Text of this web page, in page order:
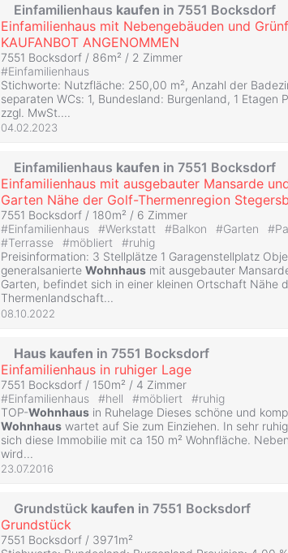
Einfamilienhaus kaufen in 7551 Bocksdorf
Einfamilienhaus mit Nebengebäuden und
KAUFANBOT ANGENOMMEN
7551 Bocksdorf / 86m² / 2 Zimmer
#Einfamilienhaus
Stichworte: Nutzfläche: 250,00 m², Anzahl der
separaten WCs: 1, Bundesland: Burgenland, 1 Etagen
zzgl. MwSt....
04.02.2023
Einfamilienhaus kaufen in 7551 Bocksdorf
Einfamilienhaus mit ausgebauter Mansarde
Garten Nähe der Golf-Thermenregion
7551 Bocksdorf / 180m² / 6 Zimmer
#Einfamilienhaus #Werkstatt #Balkon #Garten #
#Terrasse #möbliert #ruhig
Preisinformation: 3 Stellplätze 1 Garagenstellplatz
generalsanierte Wohnhaus mit ausgebauter
Garten, befindet sich in einer kleinen Ortschaft Nähe
Thermenlandschaft...
08.10.2022
Haus kaufen in 7551 Bocksdorf
Einfamilienhaus in ruhiger Lage
7551 Bocksdorf / 150m² / 4 Zimmer
#Einfamilienhaus #hell #möbliert #ruhig
TOP-Wohnhaus in Ruhelage Dieses schöne und
Wohnhaus wartet auf Sie zum Einziehen. In sehr
sich diese Immobilie mit ca 150 m² Wohnfläche.
wird...
23.07.2016
Grundstück kaufen in 7551 Bocksdorf
Grundstück
7551 Bocksdorf / 3971m²